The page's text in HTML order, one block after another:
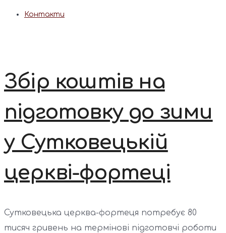
Контакти
Збір коштів на
підготовку до зими
у Сутковецькій
церкві-фортеці
Сутковецька церква-фортеця потребує 80
тисяч гривень на термінові підготовчі роботи